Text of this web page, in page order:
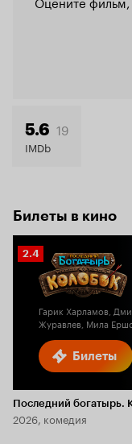
5.6 19
IMDb
Билеты в кино
Билеты
Рейтинг
Кинопоиска
2.4
Гарик Харламов,
Журавлев, Мила
Последний богатырь.
2026, комедия